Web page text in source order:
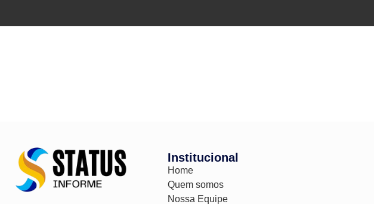
Institucional
Home
Quem somos
Nossa Equipe